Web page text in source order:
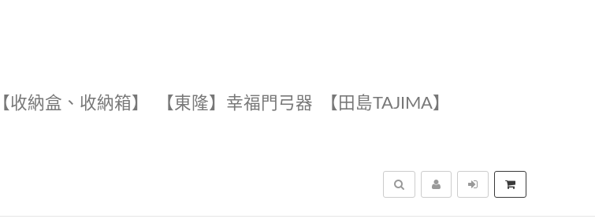
【收納盒、收納箱】 【東隆】幸福門弓器 【田島TAJIMA】
搜尋